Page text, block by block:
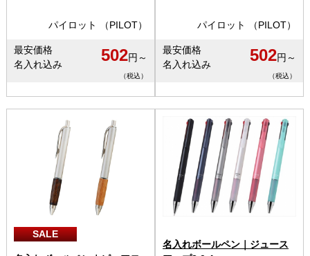
パイロット （PILOT）
最安価格
名入れ込み
502円～
（税込）
パイロット （PILOT）
最安価格
名入れ込み
502円～
（税込）
SALE
名入れボールペン｜ジュース